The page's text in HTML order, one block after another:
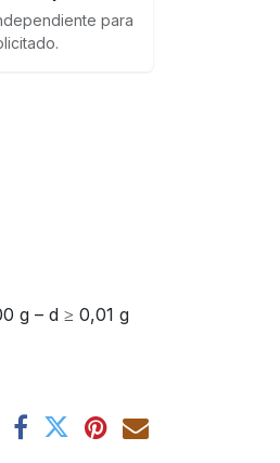
para
g – d ≥ 0,01 g